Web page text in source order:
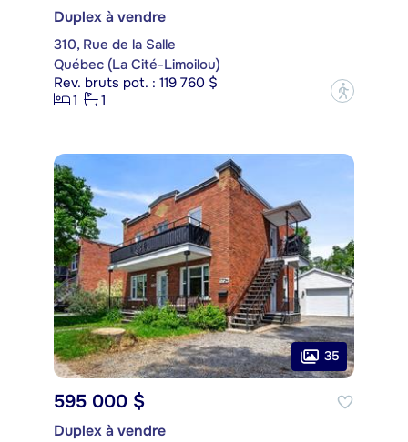
Duplex à vendre
310, Rue de la Salle
Québec (La Cité-Limoilou)
Rev. bruts pot. : 119 760 $
1
1 ?
35
595 000 $
Duplex à vendre